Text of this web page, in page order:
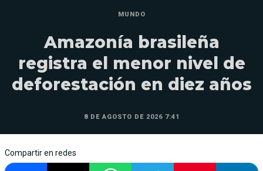
MUNDO
Amazonía brasileña
registra el menor nivel de
deforestación en diez años
8 DE AGOSTO DE 2026 7:41
Compartir en redes